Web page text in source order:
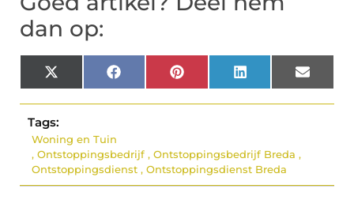
dan op:
X
(Twitter)
Facebook Pinterest LinkedIn Email
Tags:
Woning en Tuin
, Ontstoppingsbedrijf , Ontstoppingsbedrijf Breda ,
Ontstoppingsdienst , Ontstoppingsdienst Breda